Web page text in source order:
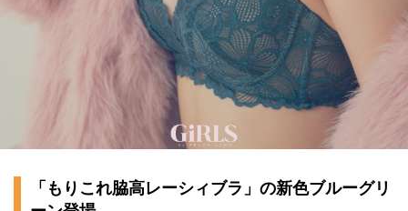
「もりこれ脇高レーシィブラ」の新色ブルーグリ